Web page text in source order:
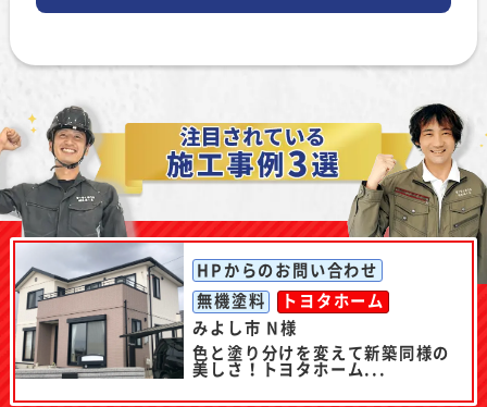
HPからのお問い合わせ
無機塗料
トヨタホーム
みよし市 N様
色と塗り分けを変えて新築同様の
美しさ！トヨタホーム...